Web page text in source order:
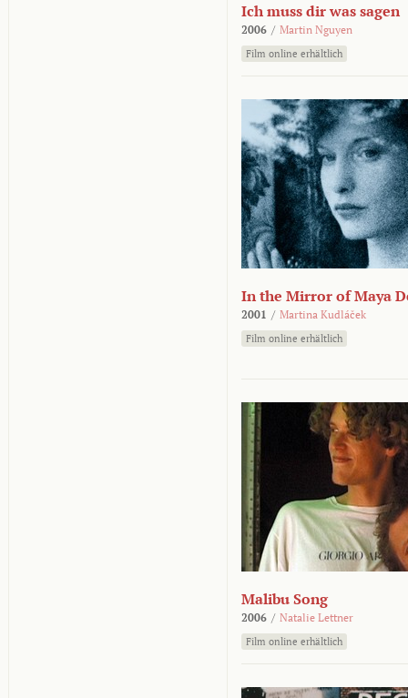
Ich muss dir was sagen
2006 / Martin Nguyen
Film online erhältlich
In the Mirror of Maya
2001 / Martina Kudláček
Film online erhältlich
Malibu Song
2006 / Natalie Lettner
Film online erhältlich